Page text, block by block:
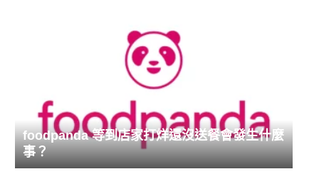
foodpanda 等到店家打烊還沒送餐會發生什麼
事？